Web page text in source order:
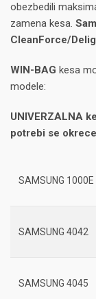
obezbedili
zamena kesa.
CleanForce/
WIN-BAG kesa
modele:
UNIVERZALNA
potrebi se
SAMSUNG 1000E
SAMSUNG 4042
SAMSUNG 4045